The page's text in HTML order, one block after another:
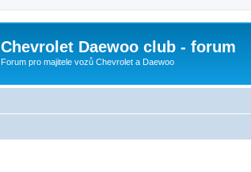
Chevrolet Daewoo club - forum
Forum pro majitele vozů Chevrolet a Daewoo